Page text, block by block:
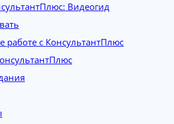
Видеогид
работе с КонсультантПлюс